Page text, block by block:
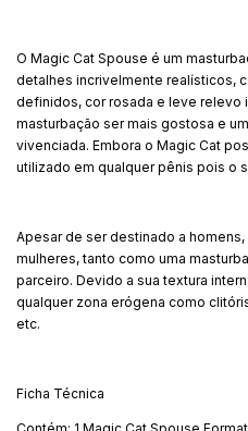
O Magic Cat Spouse é um
detalhes incrivelmente realísticos,
definidos, cor rosada e leve relevo
masturbação ser mais gostosa e
vivenciada. Embora o Magic Cat
utilizado em qualquer pênis pois o
Apesar de ser destinado a
mulheres, tanto como uma
parceiro. Devido a sua textura
qualquer zona erógena como
etc.
Ficha Técnica